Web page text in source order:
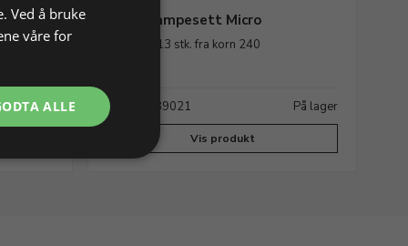
På lager
Slipesvampesett Micro
5 x 5 cm, 13 stk. fra korn 240
Varenr. 239021 På lager
Vis produkt
Ved å bruke
våre for
ALLE